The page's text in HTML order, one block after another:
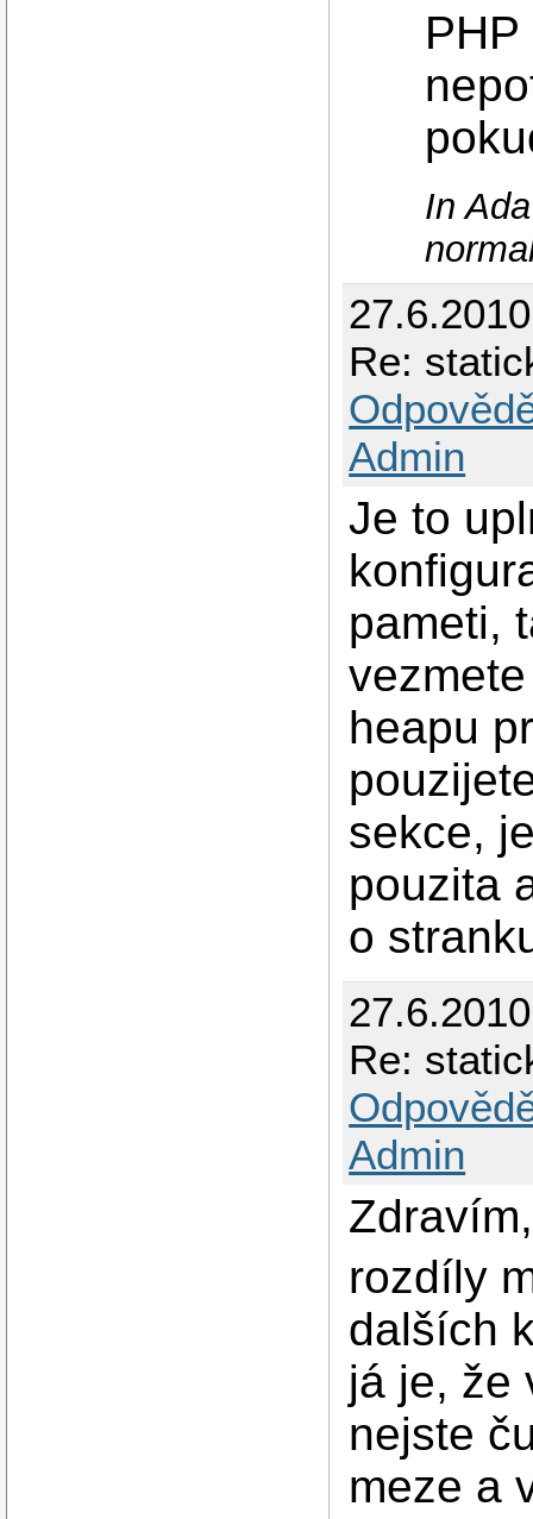
In
Re:
Admin
Je to
pameti,
heapu
sekce,
pouzita
o
Re:
Admin
Zdravím,
rozdíly
dalších
já je, že
nejste
meze a